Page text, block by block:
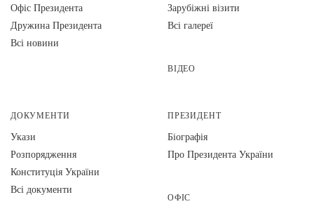
Офіс Президента
Дружина Президента
Всі новини
Зарубіжні візити
Всі галереї
ВІДЕО
ДОКУМЕНТИ
Укази
Розпорядження
Конституція України
Всі документи
ПРЕЗИДЕНТ
Біографія
Про Президента України
ОФІС